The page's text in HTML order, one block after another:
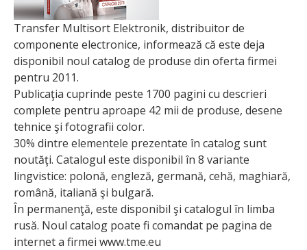
Transfer Multisort Elektronik, distribuitor de
componente electronice, informează că este deja
disponibil noul catalog de produse din oferta firmei
pentru 2011.
Publicaţia cuprinde peste 1700 pagini cu descrieri
complete pentru aproape 42 mii de produse, desene
tehnice şi fotografii color.
30% dintre elementele prezentate în catalog sunt
noutăţi. Catalogul este disponibil în 8 variante
lingvistice: polonă, engleză, germană, cehă, maghiară,
română, italiană şi bulgară.
În permanenţă, este disponibil şi catalogul în limba
rusă. Noul catalog poate fi comandat pe pagina de
internet a firmei www.tme.eu